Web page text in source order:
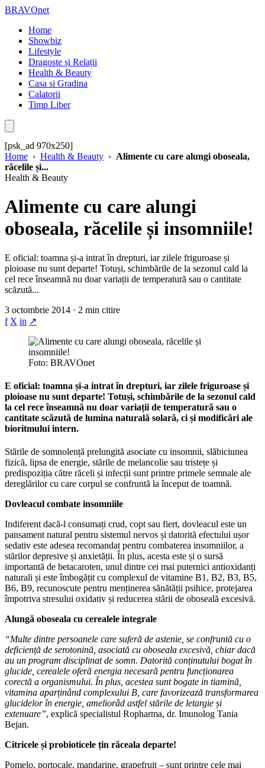
BRAVOnet
Home
Showbiz
Lifestyle
Dragoste și Relații
Health & Beauty
Casa si Gradina
Calatorii
Timp Liber
[psk_ad 970x250]
Home › Health & Beauty › Alimente cu care alungi oboseala,
răcelile și...
Health & Beauty
Alimente cu care alungi
oboseala, răcelile și insomniile!
E oficial: toamna și-a intrat în drepturi, iar zilele friguroase și
ploioase nu sunt departe! Totuși, schimbările de la sezonul cald la
cel rece înseamnă nu doar variații de temperatură sau o cantitate
scăzută...
3 octombrie 2014 · 2 min citire
f X in ↗
Foto: BRAVOnet
E oficial: toamna și-a intrat în drepturi, iar zilele friguroase și
ploioase nu sunt departe! Totuși, schimbările de la sezonul cald
la cel rece înseamnă nu doar variații de temperatură sau o
cantitate scăzută de lumina naturală solară, ci și modificări ale
bioritmului intern.
Stările de somnolență prelungită asociate cu insomnii, slăbiciunea
fizică, lipsa de energie, stările de melancolie sau tristețe și
predispoziția către răceli și infecții sunt printre primele semnale ale
dereglărilor cu care corpul se confruntă la început de toamnă.
Dovleacul combate insomniile
Indiferent dacă-l consumați crud, copt sau fiert, dovleacul este un
pansament natural pentru sistemul nervos și datorită efectului ușor
sedativ este adesea recomandat pentru combaterea insomniilor, a
stărilor depresive și anxietății. În plus, acesta este și o sursă
importantă de betacaroten, unul dintre cei mai puternici antioxidanți
naturali și este îmbogățit cu complexul de vitamine B1, B2, B3, B5,
B6, B9, recunoscute pentru menținerea sănătății psihice, protejarea
împotriva stresului oxidativ și reducerea stării de oboseală excesivă.
Alungă oboseala cu cerealele integrale
“Multe dintre persoanele care suferă de astenie, se confruntă cu o
deficiență de serotonină, asociată cu oboseala excesivă, chiar dacă
au un program disciplinat de somn. Datorită conținutului bogat în
glucide, cerealele oferă energia necesară pentru funcționarea
corectă a organismului. În plus, acestea sunt bogate in tiamină,
vitamina aparținând complexului B, care favorizează transformarea
glucidelor în energie, ameliorâd astfel stările de letargie și
extenuare”, explică specialistul Ropharma, dr. Imunolog Tania
Bejan.
Citricele și probioticele țin răceala departe!
Pomelo, portocale, mandarine, grapefruit – sunt printre cele mai